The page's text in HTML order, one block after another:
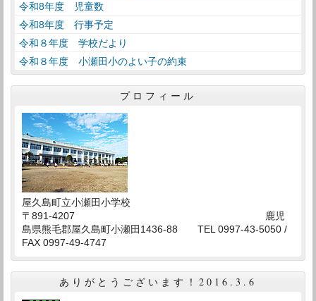
令和8年度 児童数
令和8年度 行事予定
令和８年度 学校だより
令和８年度 小瀬田小のよい子の約束
プロフィール
屋久島町立小瀬田小学校
〒891-4207 鹿児
島県熊毛郡屋久島町小瀬田1436-88 TEL 0997-43-5050 /
FAX 0997-49-4747
ありがとうございます！2016.3.6